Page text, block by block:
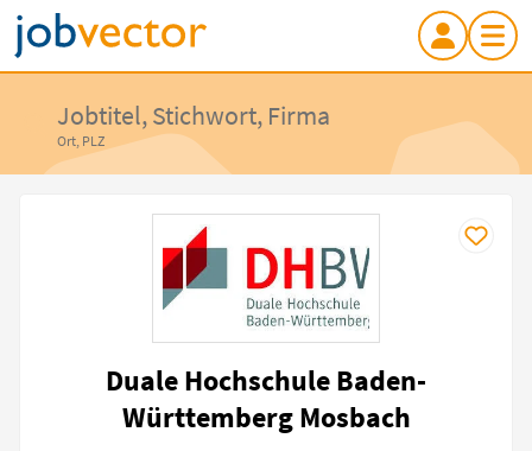
Jobtitel, Stichwort, Firma
Ort, PLZ
Duale Hochschule Baden-
Württemberg Mosbach